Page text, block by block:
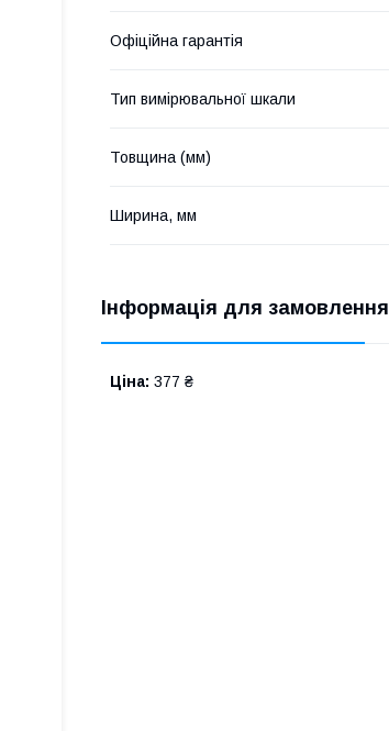
Офіційна гарантія
Тип вимірювальної шкали
Товщина (мм)
Ширина, мм
Інформація для замовлення
Ціна: 377 ₴